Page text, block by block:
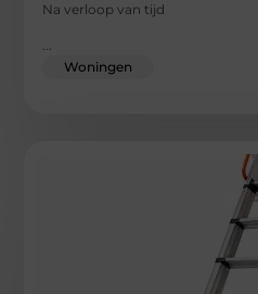
Na verloop van tijd
Woningen